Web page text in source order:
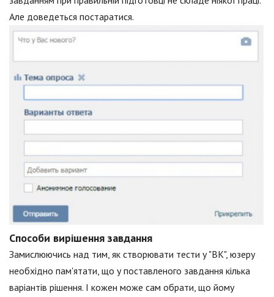
Але доведеться постаратися.
Способи вирішення завдання
Замислюючись над тим, як створювати тести у "ВК", юзеру
необхідно пам'ятати, що у поставленого завдання кілька
варіантів рішення. І кожен може сам обрати, що йому